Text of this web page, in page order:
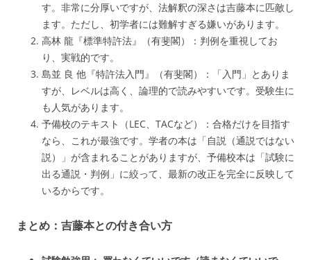
す。非常に分厚いですが、法解釈の深さは吉藤本に匹敵し
ます。ただし、初学者には難解すぎる嫌いがあります。
高林 龍『標準特許法』（有斐閣）：判例を重視してお
り、実戦的です。
島並 良 他『特許法入門』（有斐閣）：「入門」とありま
すが、レベルは高く、論理的で読みやすいです。受験生に
も人気があります。
予備校のテキスト（LEC、TACなど）：合格だけを目指す
なら、これが最強です。学者の本は「自説（通説ではない
説）」が含まれることがありますが、予備校本は「試験に
出る通説・判例」に絞って、最新の改正を完全に反映して
いるからです。
まとめ：吉藤本との付き合い方